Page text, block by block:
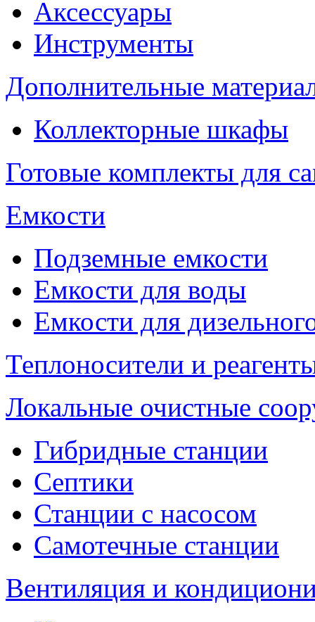
Аксессуары
Инструменты
Дополнительные
Коллекторные шкафы
Готовые комплекты для
Емкости
Подземные емкости
Емкости для воды
Емкости для
Теплоносители и
Локальные очистные
Гибридные станции
Септики
Станции с насосом
Самотечные станции
Вентиляция и